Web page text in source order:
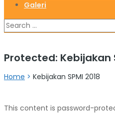
Galeri
Search
for:
Protected: Kebijakan
Home > Kebijakan SPMI 2018
This content is password-